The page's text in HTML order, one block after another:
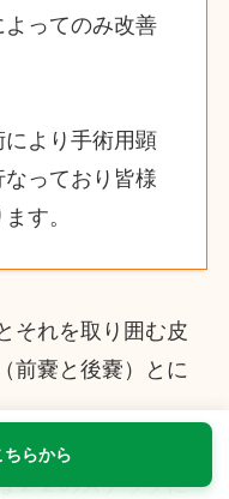
ってのみ改善
より手術用顕
っており皆様
す。
それを取り囲む皮
前嚢と後嚢）とに
２２のステップに
らから